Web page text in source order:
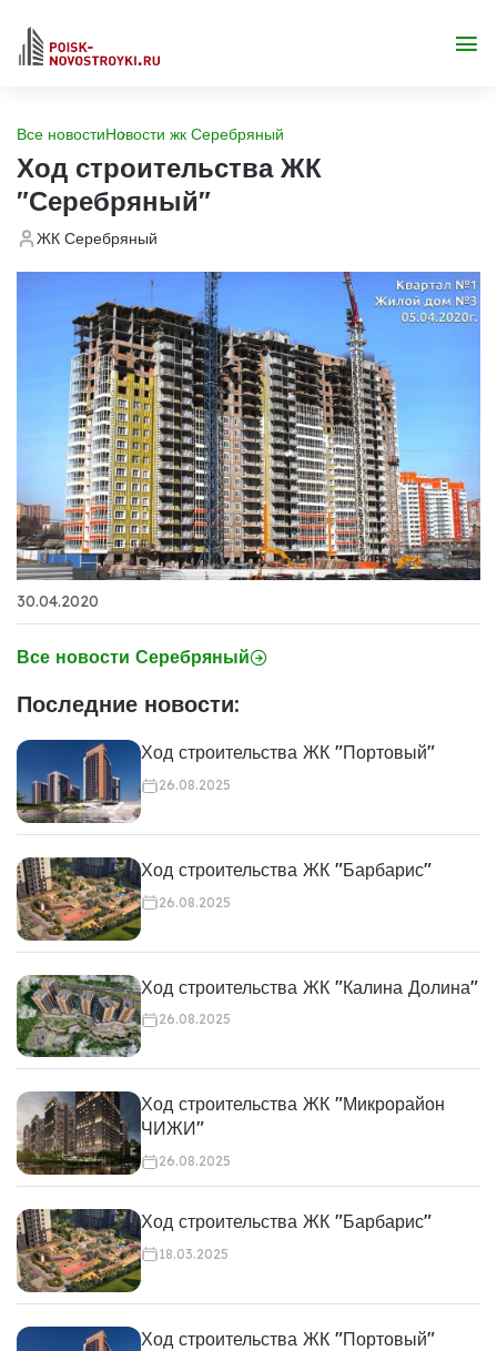
Все новостиНовости жк Серебряный
Ход строительства ЖК
"Серебряный"
ЖК Серебряный
30.04.2020
Все новости Серебряный
Последние новости:
Ход строительства ЖК "Портовый"
26.08.2025
Ход строительства ЖК "Барбарис"
26.08.2025
Ход строительства ЖК "Калина Долина"
26.08.2025
Ход строительства ЖК "Микрорайон
ЧИЖИ"
26.08.2025
Ход строительства ЖК "Барбарис"
18.03.2025
Ход строительства ЖК "Портовый"